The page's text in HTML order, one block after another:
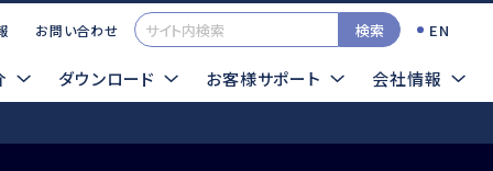
お問い合わせ 検索 EN
ダウンロード お客様サポート 会社情報
覧 カタログ